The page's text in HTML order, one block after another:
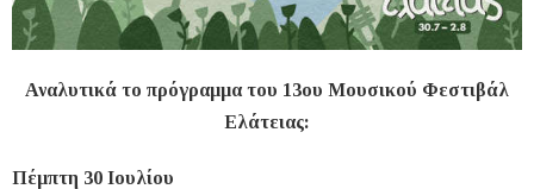
Αναλυτικά το πρόγραμμα του 13ου Μουσικού Φεστιβάλ
Ελάτειας:
Πέμπτη 30 Ιουλίου